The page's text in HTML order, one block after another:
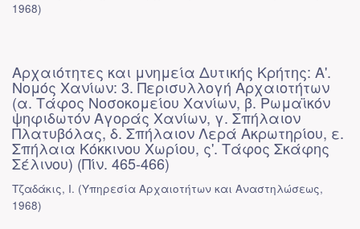
1968)
Αρχαιότητες και μνημεία Δυτικής Κρήτης: Α'.
Νομός Χανίων: 3. Περισυλλογή Αρχαιοτήτων
(α. Τάφος Νοσοκομείου Χανίων, β. Ρωμαϊκόν
ψηφιδωτόν Αγοράς Χανίων, γ. Σπήλαιον
Πλατυβόλας, δ. Σπήλαιον Λερά Ακρωτηρίου, ε.
Σπήλαια Κόκκινου Χωρίου, ς'. Τάφος Σκάφης
Σέλινου) (Πίν. 465-466)
Τζαδάκις, Ι. (Υπηρεσία Αρχαιοτήτων και Αναστηλώσεως,
1968)